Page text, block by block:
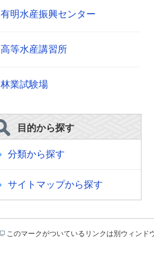
有明水産振興センター
高等水産講習所
林業試験場
目的から探す
分類から探す
サイトマップから探す
このマークがついているリンクは別ウィンド